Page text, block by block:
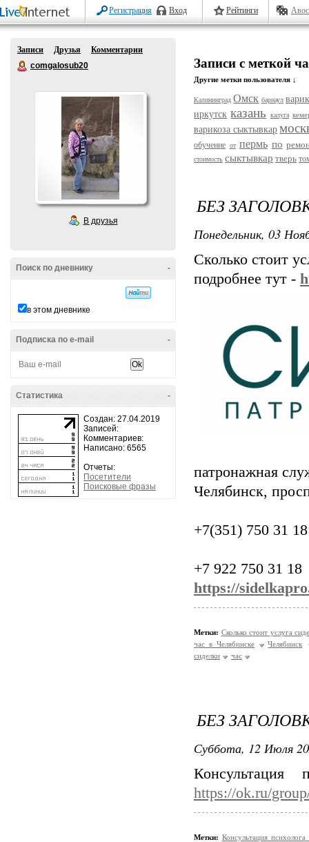
Регистрация Вход Рейтинги
Записи Друзья
Комментарии
comgalosub20
В друзья
-
Поиск по дневнику
в этом дневнике
-
Подписка по e-mail
-
Статистика
Создан: 27.04.2019
Записей:
Комментариев:
Написано: 6565
Отчеты:
Посетители
Поисковые фразы
Записи с меткой
Другие метки пользователя ↓
Калининград Омск барнаул
иркутск казань калуга
варикоза сыктывкар
обучение от пермь по
стоимость сыктывкар тверь
БЕЗ
Понедельник, 03
Сколько стоит
подробнее тут -
патронажная
Челябинск,
+7(351) 750 31 18
+7 922 750 31 18
https://
Метки: Сколько стоит услуга
час в Челябинске
Челябинск
сиделки
час
БЕЗ
Суббота, 12 Июля
https://ok.ru/
Метки: Консультация